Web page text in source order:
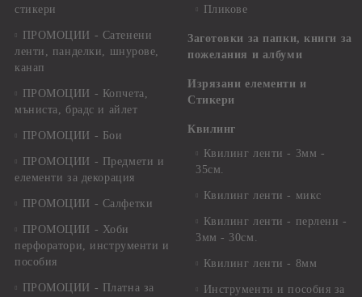
стикери
ПРОМОЦИИ - Сатенени
ленти, панделки, шнурове,
канап
ПРОМОЦИИ - Копчета,
мъниста, брадс и айлет
ПРОМОЦИИ - Бои
ПРОМОЦИИ - Предмети и
елементи за декорация
ПРОМОЦИИ - Салфетки
ПРОМОЦИИ - Хоби
перфоратори, инструменти и
пособия
ПРОМОЦИИ - Платна за
Пликове
Заготовки за папки, книги за
пожелания и албуми
Изрязани елементи и
Стикери
Квилинг
Квилинг ленти - 3мм -
35см.
Квилинг ленти - микс
Квилинг ленти - перлени -
3мм - 30см.
Квилинг ленти - 8мм
Инструменти и пособия за